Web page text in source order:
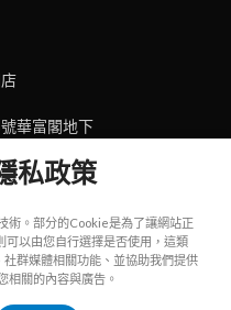
華富閣地下
All rights reserved.
私政策
術。部分的Cookie是為了讓網站正
以由您自行選擇是否使用，這類
群媒體相關功能、並協助我們提供
相關的內容與廣告。